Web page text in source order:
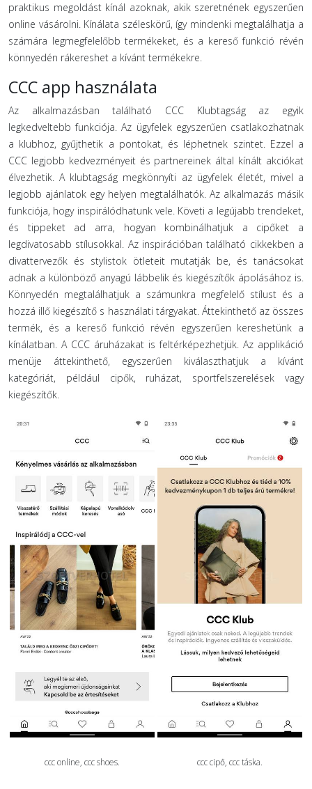
praktikus megoldást kínál azoknak, akik szeretnének egyszerűen
online vásárolni. Kínálata széleskörű, így mindenki megtalálhatja a
számára legmegfelelőbb termékeket, és a kereső funkció révén
könnyedén rákereshet a kívánt termékekre.
CCC app használata
Az alkalmazásban található CCC Klubtagság az egyik
legkedveltebb funkciója. Az ügyfelek egyszerűen csatlakozhatnak
a klubhoz, gyűjthetik a pontokat, és léphetnek szintet. Ezzel a
CCC legjobb kedvezményeit és partnereinek által kínált akciókat
élvezhetik. A klubtagság megkönnyíti az ügyfelek életét, mivel a
legjobb ajánlatok egy helyen megtalálhatók. Az alkalmazás másik
funkciója, hogy inspirálódhatunk vele. Követi a legújabb trendeket,
és tippeket ad arra, hogyan kombinálhatjuk a cipőket a
legdivatosabb stílusokkal. Az inspirációban található cikkekben a
divattervezők és stylistok ötleteit mutatják be, és tanácsokat
adnak a különböző anyagú lábbelik és kiegészítők ápolásához is.
Könnyedén megtalálhatjuk a számunkra megfelelő stílust és a
hozzá illő kiegészítő s használati tárgyakat. Áttekinthető az összes
termék, és a kereső funkció révén egyszerűen kereshetünk a
kínálatban. A CCC áruházakat is feltérképezhetjük. Az applikáció
menüje áttekinthető, egyszerűen kiválaszthatjuk a kívánt
kategóriát, például cipők, ruházat, sportfelszerelések vagy
kiegészítők.
ccc online, ccc shoes. ccc cipő, ccc táska.